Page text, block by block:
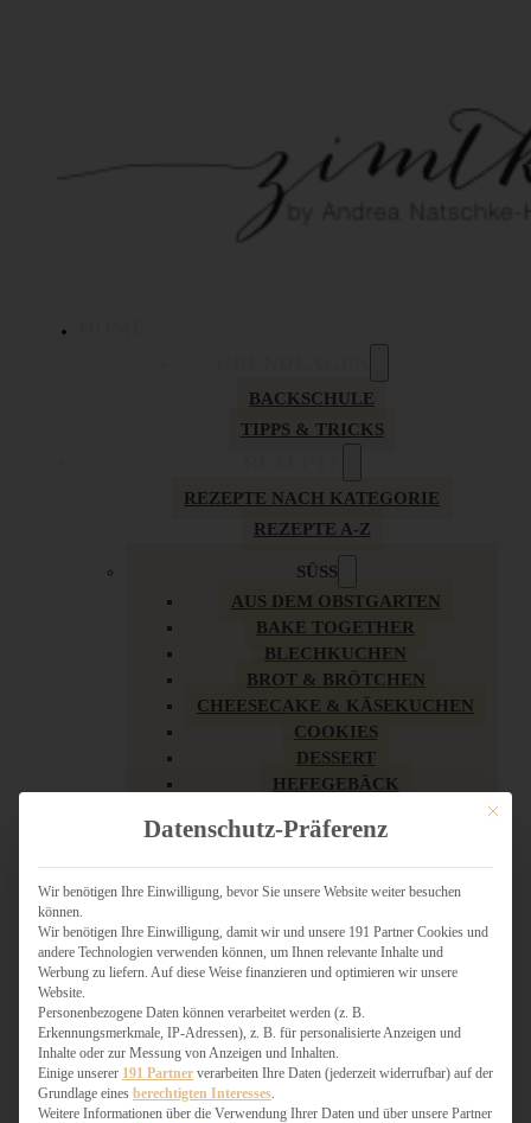
BACKSCHULE
TIPPS & TRICKS
REZEPTE NACH KATEGORIE
REZEPTE A-Z
SÜSS
AUS DEM OBSTGARTEN
BAKE TOGETHER
BLECHKUCHEN
BROT & BRÖTCHEN
CHEESECAKE & KÄSEKUCHEN
COOKIES
DESSERT
HEFEGEBÄCK
KUCHEN
LOW CARB & GESÜNDER
MY AMERICAN BAKERY
SCHOKOLADIGES
SÜSSES HAUPTGERICHT
TÖRTCHEN
VEGAN SÜSS
WEIHNACHTSBÄCKEREI
Mit
Datenschutz-Präferenz
Wir benötigen Ihre Einwilligung, bevor Sie unsere Website weiter besuchen
können.
Wir benötigen Ihre Einwilligung, damit wir und unsere 191 Partner Cookies und
andere Technologien verwenden können, um Ihnen relevante Inhalte und
Werbung zu liefern. Auf diese Weise finanzieren und optimieren wir unsere
Website.
Personenbezogene Daten können verarbeitet werden (z. B.
Erkennungsmerkmale, IP-Adressen), z. B. für personalisierte Anzeigen und
Inhalte oder zur Messung von Anzeigen und Inhalten.
Einige unserer 191 Partner verarbeiten Ihre Daten (jederzeit widerrufbar) auf der
Grundlage eines berechtigten Interesses
Weitere Informationen über die Verwendung Ihrer Daten und über unsere Partner